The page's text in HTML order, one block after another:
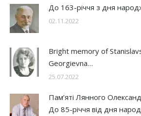
До 163-річчя з дня
02.11.2022
Bright memory of
Georgievna…
25.07.2022
Пам’яті Лянного
До 85-річчя від дня